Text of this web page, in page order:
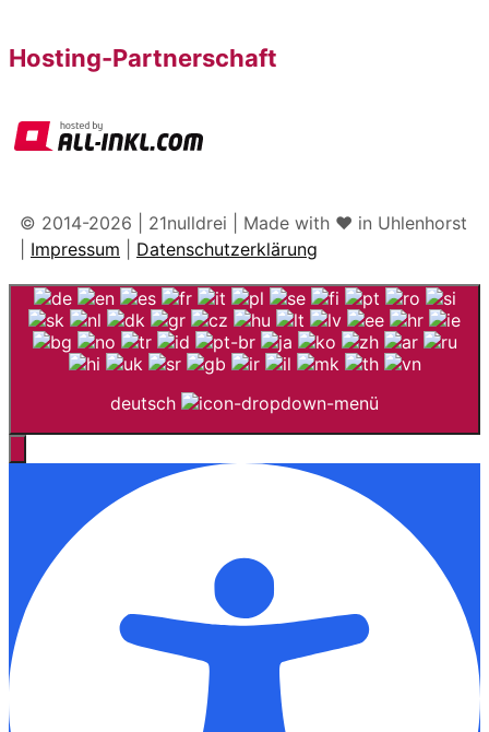
Hosting-Partnerschaft
© 2014-2026 | 21nulldrei | Made with ♥️ in Uhlenhorst
Impressum Datenschutzerklärung
deutsch